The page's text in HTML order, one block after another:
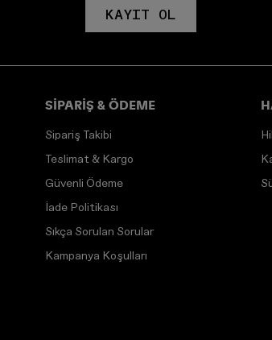
KAYIT OL
SİPARİŞ & ÖDEME
Sipariş Takibi
Teslimat & Kargo
Güvenli Ödeme
İade Politikası
Sıkça Sorulan Sorular
Kampanya Koşulları